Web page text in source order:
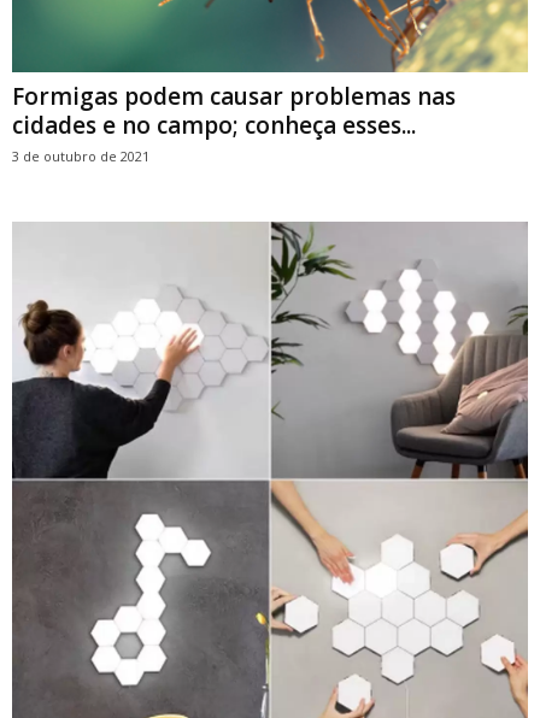
Formigas podem causar problemas nas
cidades e no campo; conheça esses...
3 de outubro de 2021